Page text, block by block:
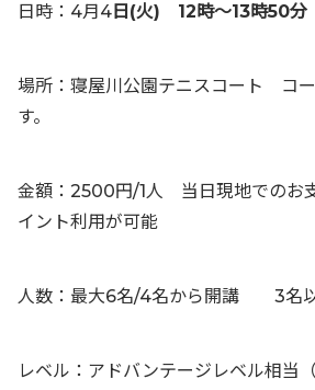
日時：4月4日(火) 12時〜13時50分
場所：寝屋川公園テニスコート コ
す。
金額：2500円/1人 当日現地での
イント利用が可能
人数：最大6名/4名から開講 3名
レベル：アドバンテージレベル相当